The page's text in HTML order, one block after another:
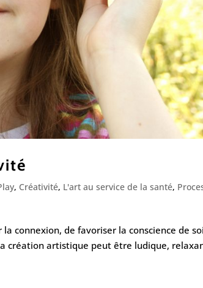
, Créativité, L'art au service de la santé,
connexion, de favoriser la conscience de
création artistique peut être ludique,